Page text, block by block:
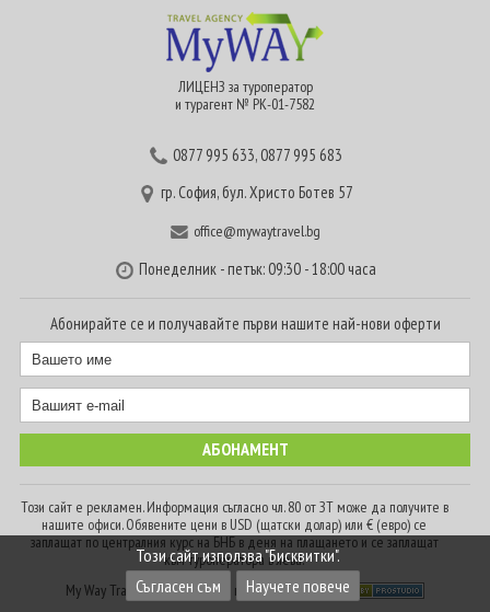
ЛИЦЕНЗ за туроператор
и турагент № РК-01-7582
0877 995 633,0877 995 683
гр. София, бул. Христо Ботев 57
office@mywaytravel.bg
Понеделник - петък: 09:30 - 18:00 часа
Абонирайте се и получавайте първи нашите най-нови оферти
Този сайт е рекламен. Информация съгласно чл. 80 от ЗТ може да получите в
нашите офиси. Обявените цени в USD (щатски долар) или € (евро) се
заплащат по централния курс на БНБ в деня на плащането и се заплащат
към туроператора в лева.
My Way Travel © 2016. Всички права запазени
Този сайт използва "Бисквитки".
Съгласен съм
Научете повече